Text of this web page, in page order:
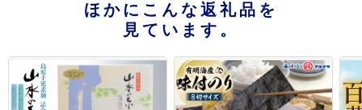
ほかにこんな返礼品を
見ています。